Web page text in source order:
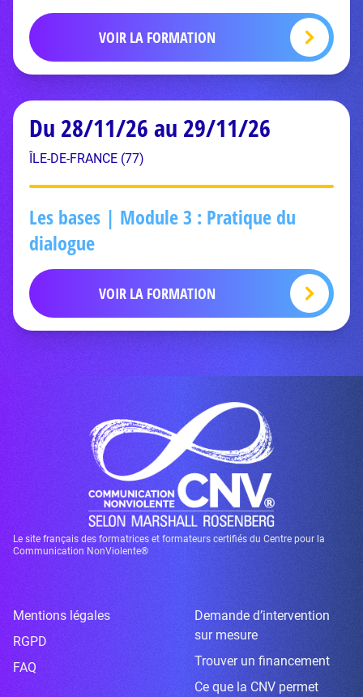
VOIR LA FORMATION
Du 28/11/26 au 29/11/26
ÎLE-DE-FRANCE (77)
Les bases | Module 3 : Pratique du
dialogue
VOIR LA FORMATION
Le site français des formatrices et formateurs certifiés du Centre pour la
Communication NonViolente®
Mentions légales
RGPD
FAQ
Demande d’intervention
sur mesure
Trouver un financement
Ce que la CNV permet